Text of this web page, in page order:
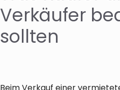
Verkäufer
sollten